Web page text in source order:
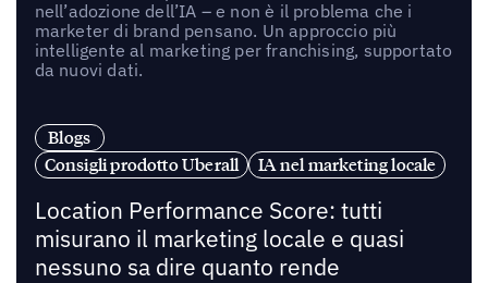
nell’adozione dell’IA – e non è il problema che i
marketer di brand pensano. Un approccio più
intelligente al marketing per franchising, supportato
da nuovi dati.
Blogs
Consigli prodotto Uberall
IA nel marketing locale
Location Performance Score: tutti
misurano il marketing locale e quasi
nessuno sa dire quanto rende